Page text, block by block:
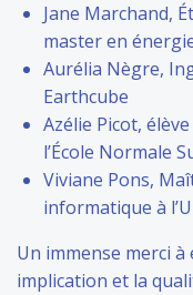
Jane Marchand,
master en
Aurélia Nègre,
Earthcube
Azélie Picot,
l’École Normale
Viviane Pons,
informatique à
Un immense merci
implication et la